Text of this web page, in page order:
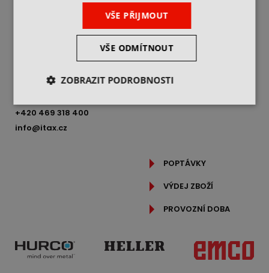
IČ: 25062760
+420 469 318 400
info@itax.cz
PODMÍNKY
JAK NAKUPOVAT
REKLAMAČNÍ ŘÁD
ÚDAJŮ
POPTÁVKY
VÝDEJ ZBOŽÍ
PROVOZNÍ DOBA
VŠE PŘIJMOUT
VŠE ODMÍTNOUT
ZOBRAZIT PODROBNOSTI